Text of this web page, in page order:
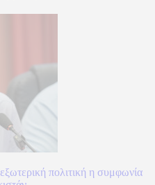
πολιτική η συμφωνία